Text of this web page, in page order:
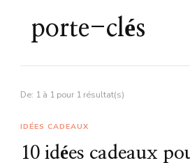
porte-clés
De: 1 à 1 pour 1 résultat(s)
IDÉES CADEAUX
10 idées cadeaux